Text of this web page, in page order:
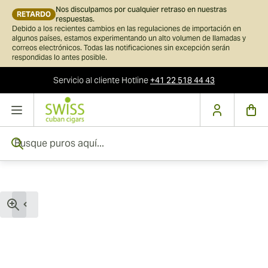
RETARDO
Nos disculpamos por cualquier retraso en nuestras
respuestas.
Debido a los recientes cambios en las regulaciones de importación en
algunos países, estamos experimentando un alto volumen de llamadas y
correos electrónicos. Todas las notificaciones sin excepción serán
respondidas lo antes posible.
Servicio al cliente Hotline+41 22 518 44 43